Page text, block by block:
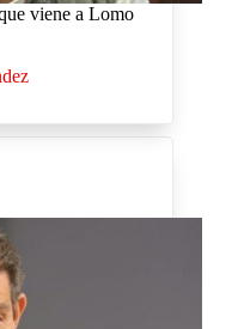
viene a Lomo